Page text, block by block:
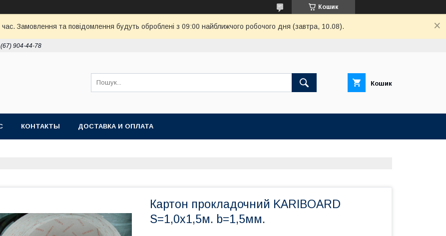
Кошик
час. Замовлення та повідомлення будуть оброблені з 09:00 найближчого робочого дня (завтра, 10.08).
904-44-78
Кошик
КОНТАКТЫ ДОСТАВКА И ОПЛАТА
Картон прокладочний KARIBOARD
S=1,0х1,5м. b=1,5мм.